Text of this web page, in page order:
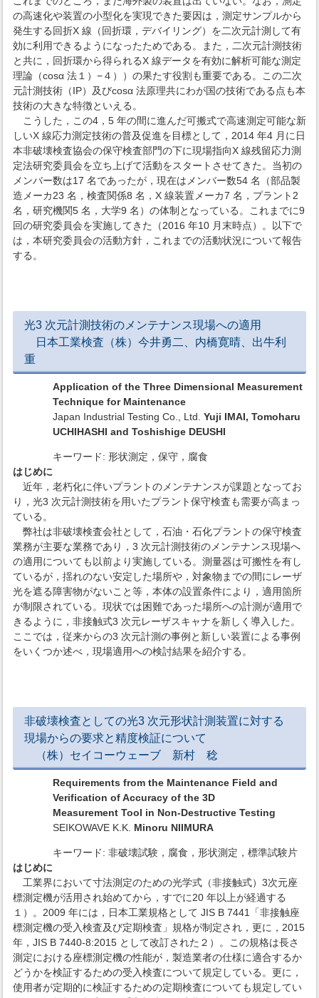
の高速化や装置の小型化を実現できた要因は，測定サンプルから
発生する回折X 線（回折環，デバイリング）を二次元計測して有
効に利用できるようになったためである。また，二次元計測技術
と共に，回折環から得られるX 線データを有効に解析可能な測定
理論（cosα 法１）−４））の果たす役割も重要である。この二次
元計測技術（IP）及びcosα 法原理共にわが国の技術である点も本
技術の大きな特徴といえる。
こうした，この4，5 年の間に進んだ可搬式で高速測定可能な新
しいX 線応力測定技術の普及促進を目標として，2014 年4 月に日
本非破壊検査協会の保守検査部門の下に現場指向X 線残留応力測
定法研究委員会を立ち上げて活動をスタートさせてきた。当初の
メンバー数は17 名であったが，現在はメンバー数54 名（部品製
造メーカ23 名，検査関係8 名，X 線装置メーカ7 名，プラント2
名，研究機関5 名，大学9 名）の体制となっている。これまでに9
回の研究委員会を実施してきた（2016 年10 月末時点）。以下で
は，本研究委員会の活動方針，これまでの活動状況について報告
する。
光3 次元計測技術のメンテナンス現場への適用
日本工業検査（株）今井勇二、内橋寛晴、出牛利
重
Application of the Three Dimensional Measurement
Technique for Maintenance
Japan Industrial Testing Co., Ltd. Yuji IMAI, Tomoharu
UCHIHASHI and Toshishige DEUSHI
キーワード: 形状測定，保守，腐食
はじめに
近年，老朽化に伴いプラントのメンテナンスが課題となってお
り，光3 次元計測技術を用いたプラント保守検査も需要が高まっ
ている。
弊社は非破壊検査会社として，石油・石化プラントの保守検査
業務が主要な業務であり，3 次元計測技術のメンテナンス現場へ
の適用についても以前より実施している。測量器は可搬性を有し
ているが，揺れのない安定した場所や，対象物までの間にレーザ
光を遮る障害物がないこと等，本体の設置条件により，適用箇所
が制限されている。現状では困難であった場所への計測が適用で
きるように，非接触式3 次元レーザスキャナを新しく導入した。
ここでは，従来からの3 次元計測の事例と新しい装置による事例
をいくつか述べ，現場適用への検討結果を紹介する。
非破壊検査としての光3 次元形状計測装置に対する
現場からの要求と精度検証について
（株）セイコーウェーブ 新村 稔
Requirements from the Maintenance Field and
Verification of Accuracy of the 3D
Measurement Tool in Non-Destructive Testing
SEIKOWAVE K.K. Minoru NIIMURA
キーワード: 非破壊試験，腐食，形状測定，標準試験片
はじめに
工業界において寸法測定のための光学式（非接触式）3次元座
標測定機が活用され始めてから，すでに20 年以上が経過する
１）。2009 年には，日本工業規格として JIS B 7441「非接触座
標測定機の受入検査及び定期検査」規格が制定され，更に，2015
年，JIS B 7440-8:2015 として改訂された２）。この規格は長さ
測定における座標測定機の性能が，製造業者の仕様に適合するか
どうかを検証するための受入検査について規定している。更に，
使用者が定期的に検証するための定期検査についても規定してい